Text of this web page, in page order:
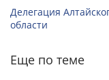
Делегация
области
Еще по теме